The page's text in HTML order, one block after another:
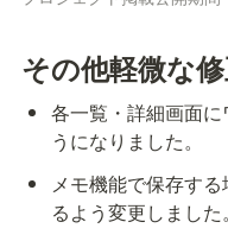
その他軽微な
各一覧・詳細画面
うになりました。
メモ機能で保存す
るよう変更しました。